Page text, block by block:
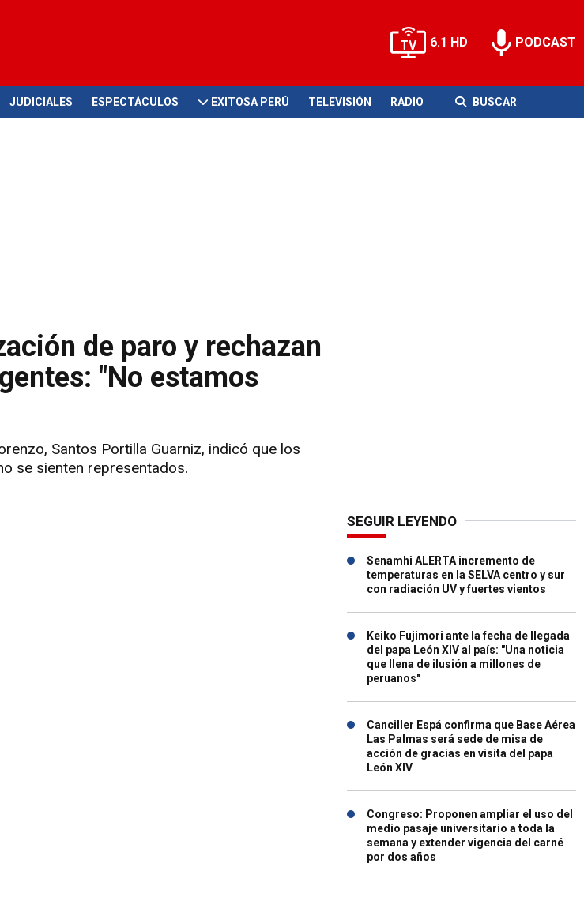
6.1 HD PODCAST
JUDICIALES ESPECTÁCULOS EXITOSA PERÚ TELEVISIÓN RADIO BUSCAR
de paro y rechazan
"No estamos
Santos Portilla Guarniz, indicó que los
se sienten representados.
SEGUIR LEYENDO
Senamhi ALERTA incremento de
temperaturas en la SELVA centro y sur
con radiación UV y fuertes vientos
Keiko Fujimori ante la fecha de llegada
del papa León XIV al país: "Una noticia
que llena de ilusión a millones de
peruanos"
Canciller Espá confirma que Base Aérea
Las Palmas será sede de misa de
acción de gracias en visita del papa
León XIV
Congreso: Proponen ampliar el uso del
medio pasaje universitario a toda la
semana y extender vigencia del carné
por dos años